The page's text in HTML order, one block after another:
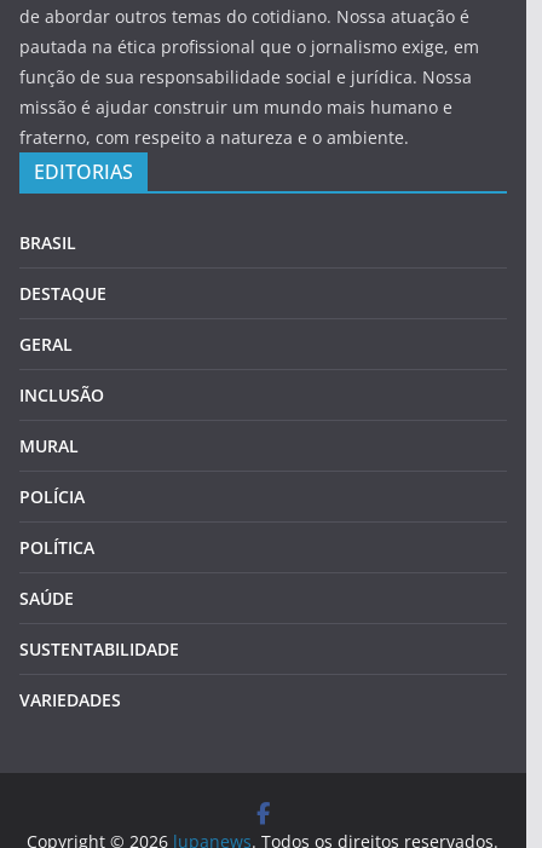
de abordar outros temas do cotidiano. Nossa atuação é
pautada na ética profissional que o jornalismo exige, em
função de sua responsabilidade social e jurídica. Nossa
missão é ajudar construir um mundo mais humano e
fraterno, com respeito a natureza e o ambiente.
EDITORIAS
BRASIL
DESTAQUE
GERAL
INCLUSÃO
MURAL
POLÍCIA
POLÍTICA
SAÚDE
SUSTENTABILIDADE
VARIEDADES
Copyright © 2026 lupanews. Todos os direitos reservados.